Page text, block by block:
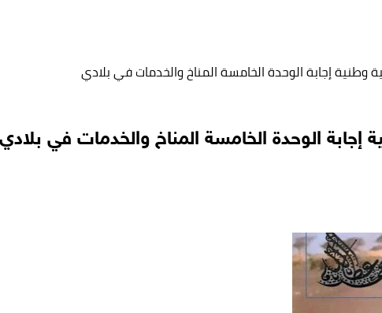
إجابة الوحدة الخامسة المناخ والخدمات في بلادي
الوحدة الخامسة المناخ والخدمات في بلادي